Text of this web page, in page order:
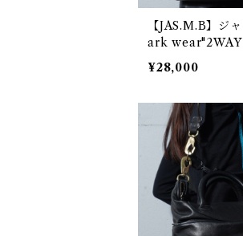
【JAS.M.B】ジ
ark wear"2WAY
ダーバッグ
¥28,000